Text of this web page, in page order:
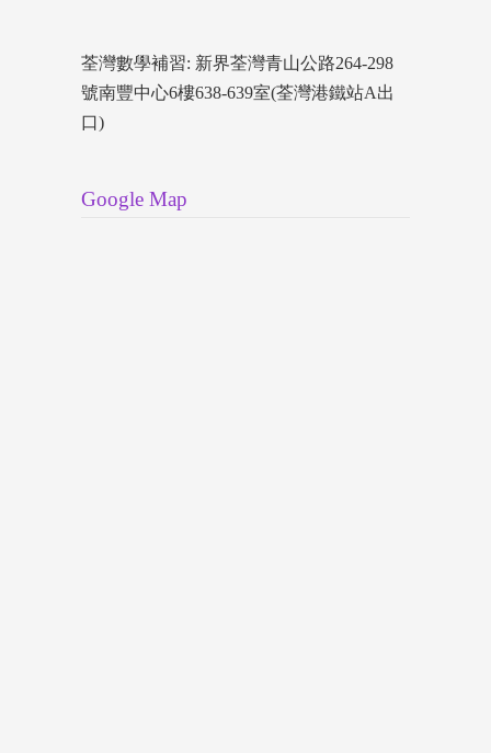
荃灣數學補習: 新界荃灣青山公路264-298
號南豐中心6樓638-639室(荃灣港鐵站A出
口)
Google Map